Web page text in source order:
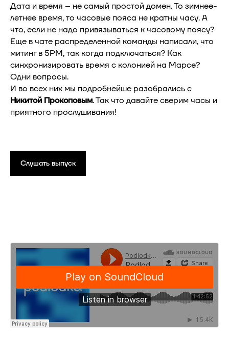
Дата и время – не самый простой домен. То зимнее-
летнее время, то часовые пояса не кратны часу. А
что, если не надо привязываться к часовому поясу?
Еще в чате распределенной команды написали, что
митинг в 5PM, так когда подключаться? Как
синхронизировать время с колонией на Марсе?
Одни вопросы.
И во всех них мы подробнейше разобрались с
Никитой Прокоповым. Так что давайте сверим часы и
приятного прослушивания!
Слушать выпуск